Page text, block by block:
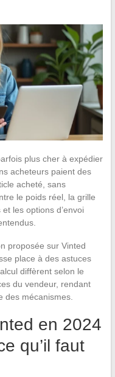
plus cher à expédier
acheteurs paient des
acheté, sans
le poids réel, la grille
les options d’envoi
proposée sur Vinted
place à des astuces
diffèrent selon le
du vendeur, rendant
des mécanismes.
en 2024
qu’il faut